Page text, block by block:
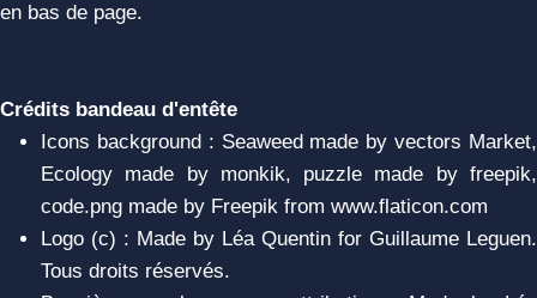
en bas de page.
Crédits bandeau d'entête
Icons background : Seaweed made by vectors Market,
Ecology made by monkik, puzzle made by freepik,
code.png made by Freepik from www.flaticon.com
Logo (c) : Made by Léa Quentin for Guillaume Leguen.
Tous droits réservés.